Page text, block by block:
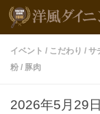
イベント / こだわり / サ
粉 / 豚肉
2026年5月29